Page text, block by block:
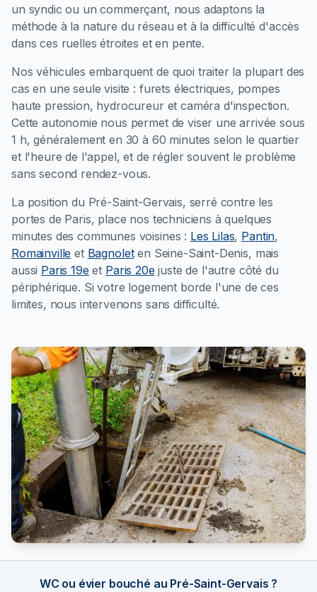
un syndic ou un commerçant, nous adaptons la
méthode à la nature du réseau et à la difficulté d'accès
dans ces ruelles étroites et en pente.
Nos véhicules embarquent de quoi traiter la plupart des
cas en une seule visite : furets électriques, pompes
haute pression, hydrocureur et caméra d'inspection.
Cette autonomie nous permet de viser une arrivée sous
1 h, généralement en 30 à 60 minutes selon le quartier
et l'heure de l'appel, et de régler souvent le problème
sans second rendez-vous.
La position du Pré-Saint-Gervais, serré contre les
portes de Paris, place nos techniciens à quelques
minutes des communes voisines : Les Lilas, Pantin,
Romainville et Bagnoleten Seine-Saint-Denis, mais
aussi Paris 19eet Paris 20ejuste de l'autre côté du
périphérique. Si votre logement borde l'une de ces
limites, nous intervenons sans difficulté.
WC ou évier bouché au Pré-Saint-Gervais ?